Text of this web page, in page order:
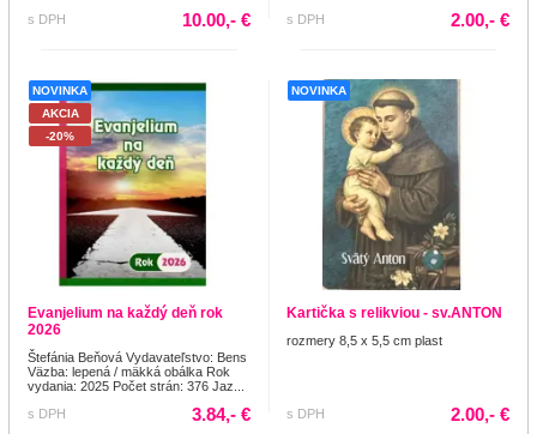
s DPH
10.00,- € s DPH 2.00,- €
NOVINKA
AKCIA
-20%
Evanjelium na každý deň rok
2026
Štefánia Beňová Vydavateľstvo: Bens
Väzba: lepená / mäkká obálka Rok
vydania: 2025 Počet strán: 376 Jaz...
s DPH
3.84,- €
NOVINKA
Kartička s relikviou - sv.ANTON
rozmery 8,5 x 5,5 cm plast
s DPH 2.00,- €